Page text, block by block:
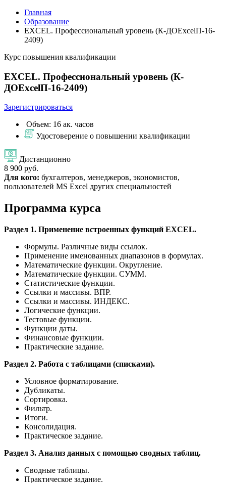
Главная
Образование
EXCEL. Профессиональный уровень (К-ДОExcelП-16-
2409)
Курс повышения квалификации
EXCEL. Профессиональный уровень (К-
ДОExcelП-16-2409)
Зарегистрироваться
Объем: 16 ак. часов
Удостоверение о повышении квалификации
Дистанционно
8 900 руб.
Для кого: бухгалтеров, менеджеров, экономистов,
пользователей MS Excel других специальностей
Программа курса
Раздел 1. Применение встроенных функций EXCEL.
Формулы. Различные виды ссылок.
Применение именованных диапазонов в формулах.
Математические функции. Округление.
Математические функции. СУММ.
Статистические функции.
Ссылки и массивы. ВПР.
Ссылки и массивы. ИНДЕКС.
Логические функции.
Тестовые функции.
Функции даты.
Финансовые функции.
Практические задание.
Раздел 2. Работа с таблицами (списками).
Условное форматирование.
Дубликаты.
Сортировка.
Фильтр.
Итоги.
Консолидация.
Практическое задание.
Раздел 3. Анализ данных с помощью сводных таблиц.
Сводные таблицы.
Практическое задание.